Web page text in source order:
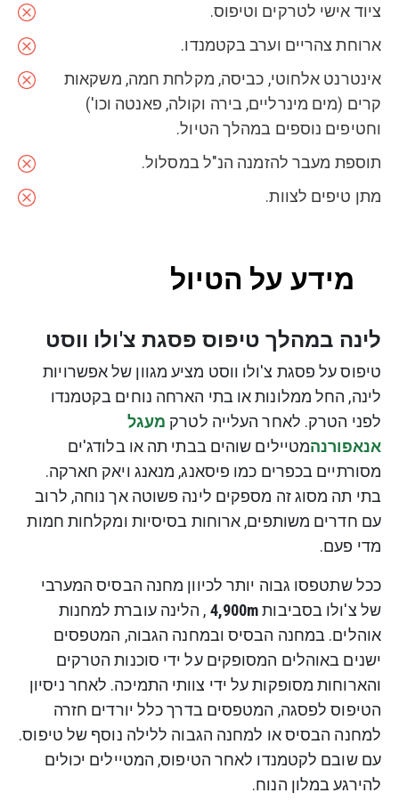
ציוד אישי לטרקים וטיפוס.
ארוחת צהריים וערב בקטמנדו.
אינטרנט אלחוטי, כביסה, מקלחת חמה, משקאות
קרים (מים מינרליים, בירה וקולה, פאנטה וכו')
וחטיפים נוספים במהלך הטיול.
תוספת מעבר להזמנה הנ"ל במסלול.
מתן טיפים לצוות.
מידע על הטיול
לינה במהלך טיפוס פסגת צ'ולו ווסט
טיפוס על פסגת צ'ולו ווסט מציע מגוון של אפשרויות
לינה, החל ממלונות או בתי הארחה נוחים בקטמנדו
לפני הטרק. לאחר העלייה לטרק מעגל
אנאפורנהמטיילים שוהים בבתי תה או בלודג'ים
מסורתיים בכפרים כמו פיסאנג, מנאנג ויאק חארקה.
בתי תה מסוג זה מספקים לינה פשוטה אך נוחה, לרוב
עם חדרים משותפים, ארוחות בסיסיות ומקלחות חמות
מדי פעם.
ככל שתטפסו גבוה יותר לכיוון מחנה הבסיס המערבי
של צ'ולו בסביבות4,900m , הלינה עוברת למחנות
אוהלים. במחנה הבסיס ובמחנה הגבוה, המטפסים
ישנים באוהלים המסופקים על ידי סוכנות הטרקים
והארוחות מסופקות על ידי צוותי התמיכה. לאחר ניסיון
הטיפוס לפסגה, המטפסים בדרך כלל יורדים חזרה
למחנה הבסיס או למחנה הגבוה ללילה נוסף של טיפוס.
עם שובם לקטמנדו לאחר הטיפוס, המטיילים יכולים
להירגע במלון הנוח.